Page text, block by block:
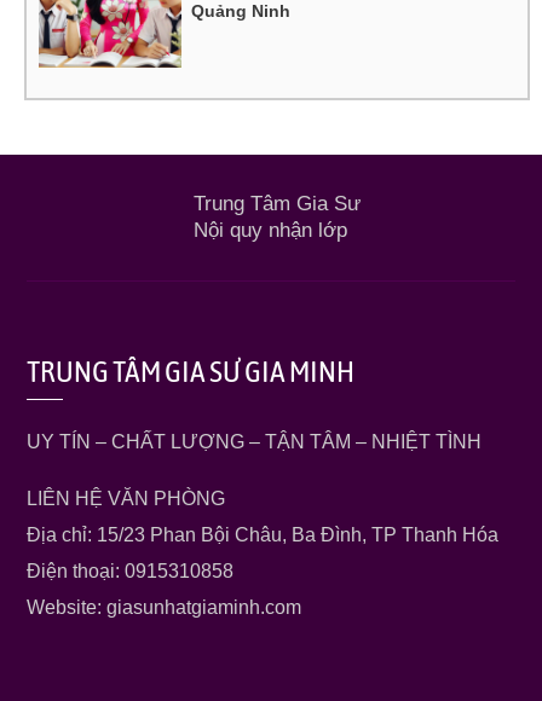
Quảng Ninh
Trung Tâm Gia Sư
Nội quy nhận lớp
TRUNG TÂM GIA SƯ GIA MINH
UY TÍN – CHẤT LƯỢNG – TẬN TÂM – NHIỆT TÌNH
LIÊN HỆ VĂN PHÒNG
Địa chỉ: 15/23 Phan Bội Châu, Ba Đình, TP Thanh Hóa
Điện thoại: 0915310858
Website: giasunhatgiaminh.com